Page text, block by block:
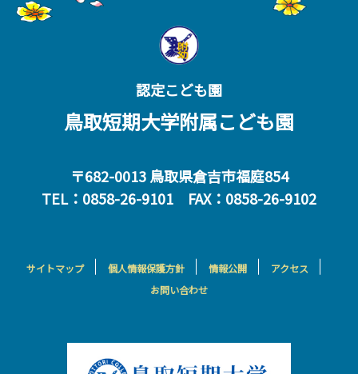
認定こども園
鳥取短期大学附属こども園
〒682-0013 鳥取県倉吉市福庭854
TEL：0858-26-9101 FAX：0858-26-9102
サイトマップ 個人情報保護方針 情報公開
アクセス
お問い合わせ